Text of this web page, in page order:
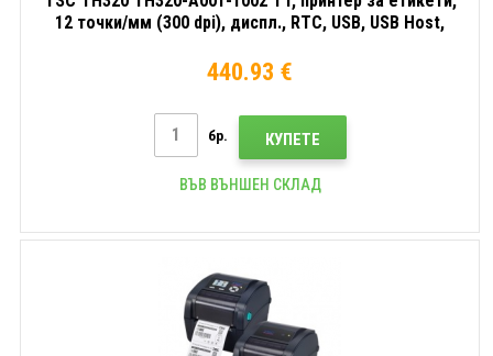
12 точки/мм (300 dpi), диспл., RTC, USB, USB Host,
440.93 €
бр. КУПЕТЕ
ВЪВ ВЪНШЕН СКЛАД